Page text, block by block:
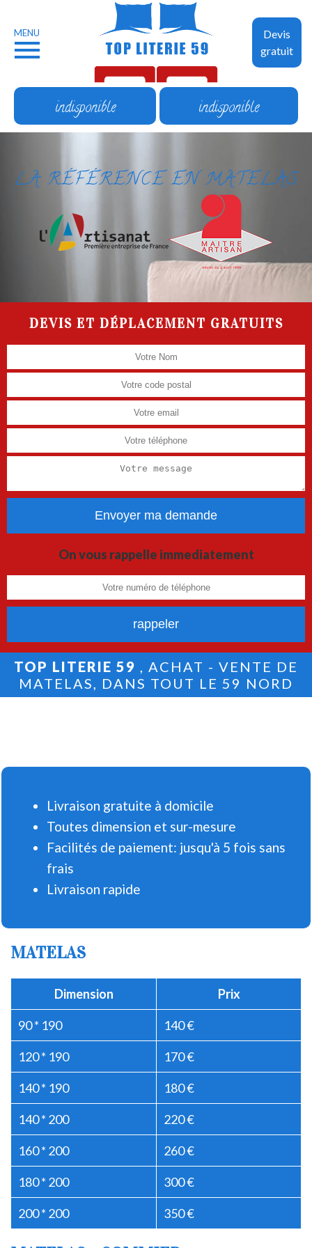
Devis
gratuit
MENU
indisponible indisponible
LA RÉFÉRENCE EN MATELAS
DEVIS ET DÉPLACEMENT GRATUITS
On vous rappelle immediatement
TOP LITERIE 59 , ACHAT - VENTE DE
MATELAS, DANS TOUT LE 59 NORD
Livraison gratuite à domicile
Toutes dimension et sur-mesure
Facilités de paiement: jusqu'à 5 fois sans
frais
Livraison rapide
MATELAS
Dimension Prix
90 * 190 140 €
120 * 190 170 €
140 * 190 180 €
140 * 200 220 €
160 * 200 260 €
180 * 200 300 €
200 * 200 350 €